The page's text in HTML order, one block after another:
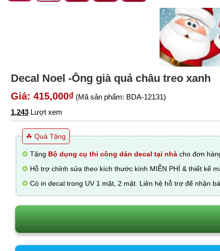
Decal Noel -Ông già quả châu treo xanh
Giá: 415,000₫ (Mã sản phẩm: BDA-12131)
1,243 Lượt xem
☘ Quà Tặng
❂ Tặng Bộ dụng cụ thi công dán decal tại nhà cho đơn
❂ Hỗ trợ chỉnh sửa theo kích thước kính MIỄN PHÍ & thiết kế
❂ Có in decal trong UV 1 mặt, 2 mặt. Liên hệ hỗ trợ để nhận